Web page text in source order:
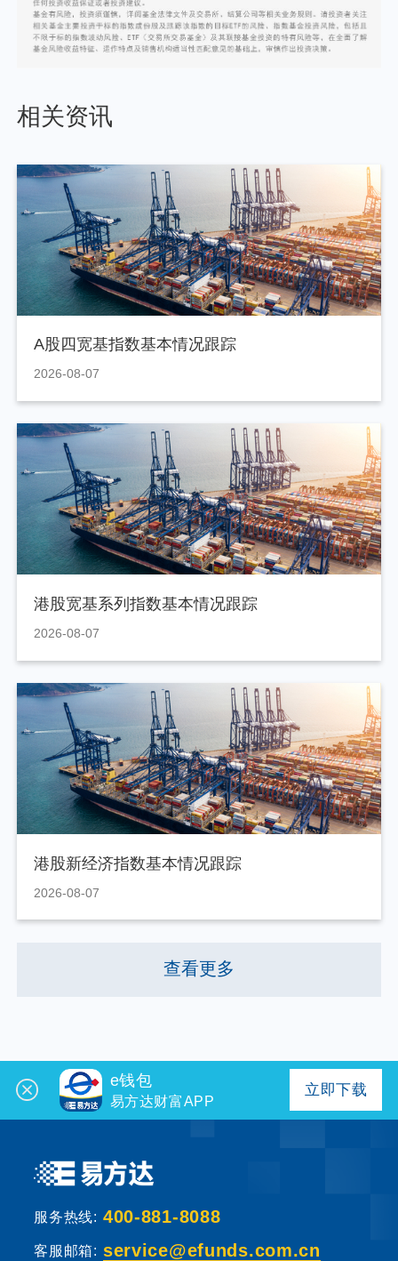
相关资讯
A股四宽基指数基本情况跟踪
2026-08-07
港股宽基系列指数基本情况跟踪
2026-08-07
港股新经济指数基本情况跟踪
2026-08-07
查看更多
e钱包
易方达财富APP
立即下载
服务热线: 400-881-8088
客服邮箱: service@efunds.com.cn